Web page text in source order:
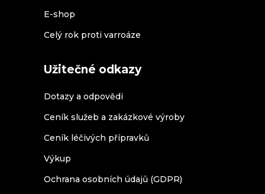
E-shop
Celý rok proti varroáze
Užitečné odkazy
Dotazy a odpovědi
Ceník služeb a zakázkové výroby
Ceník léčivých přípravků
Výkup
Ochrana osobních údajů (GDPR)